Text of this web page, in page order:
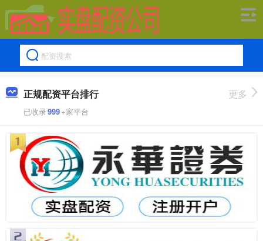
正规配资平台排行
已收录999+家平台
更多